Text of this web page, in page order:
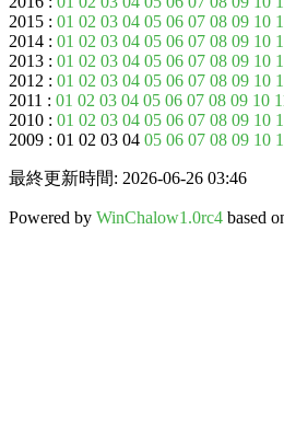
2015 : 01 02 03 04 05 06 07 08 09 10
2014 : 01 02 03 04 05 06 07 08 09 10
2013 : 01 02 03 04 05 06 07 08 09 10
2012 : 01 02 03 04 05 06 07 08 09 10
2011 : 01 02 03 04 05 06 07 08 09 10
2010 : 01 02 03 04 05 06 07 08 09 10
2009 : 01 02 03 04 05 06 07 08 09 10
最終更新時間: 2026-06-26 03:46
Powered by WinChalow1.0rc4 based